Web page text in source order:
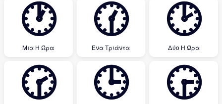
🕐
Μια Η Ώρα
🕜
Ένα Τριάντα
🕑
Δύο Η Ώρα
🕝 🕒 🕞